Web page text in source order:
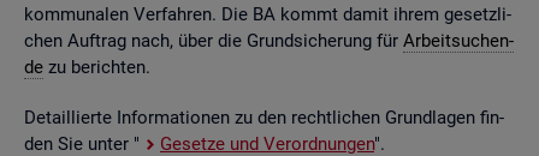
kom­mu­na­len Ver­fah­ren. Die BA kommt damit ihrem ge­setz­li­
chen Auf­trag nach, über die Grund­si­che­rung für Ar­beit­su­chen­
de zu be­rich­ten.
De­tail­lier­te In­for­ma­tio­nen zu den recht­li­chen Grund­la­gen fin­
den Sie unter "
Ge­set­ze und Ver­ord­nun­gen".